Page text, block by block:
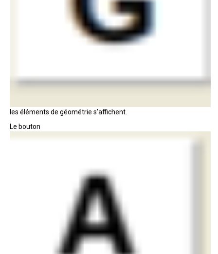
les éléments de géométrie s’affichent.
Le bouton